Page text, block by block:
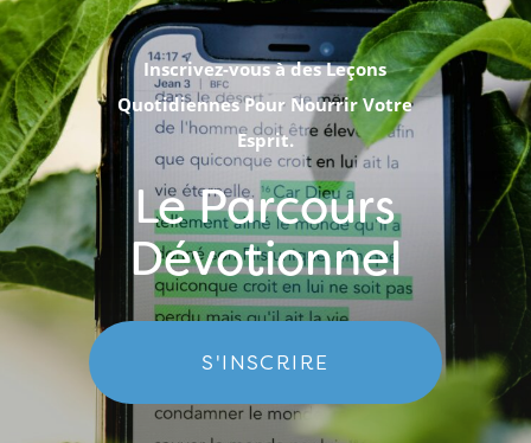
Inscrivez-vous à des Leçons
Quotidiennes Pour Nourrir Votre
Esprit.
Le Parcours
Dévotionnel
S'INSCRIRE